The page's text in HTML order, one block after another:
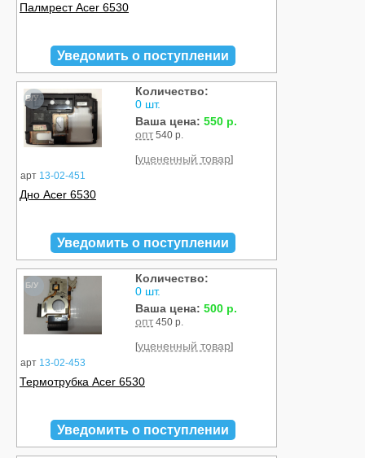
Палмрест Acer 6530
Уведомить о поступлении
Б/У
арт 13-02-451
Количество:
0 шт.
Ваша цена: 550 р.
опт 540 р.
[уцененный товар]
Дно Acer 6530
Уведомить о поступлении
Б/У
арт 13-02-453
Количество:
0 шт.
Ваша цена: 500 р.
опт 450 р.
[уцененный товар]
Термотрубка Acer 6530
Уведомить о поступлении